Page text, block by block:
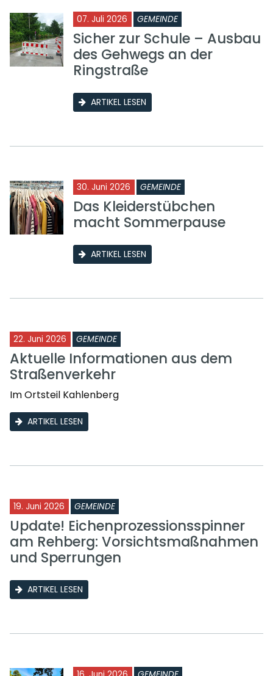
07. Juli 2026 GEMEINDE
Sicher zur Schule – Ausbau
des Gehwegs an der
Ringstraße
ARTIKEL LESEN
30. Juni 2026 GEMEINDE
Das Kleiderstübchen
macht Sommerpause
ARTIKEL LESEN
22. Juni 2026 GEMEINDE
Aktuelle Informationen aus dem
Straßenverkehr
Im Ortsteil Kahlenberg
ARTIKEL LESEN
19. Juni 2026 GEMEINDE
Update! Eichenprozessionsspinner
am Rehberg: Vorsichtsmaßnahmen
und Sperrungen
ARTIKEL LESEN